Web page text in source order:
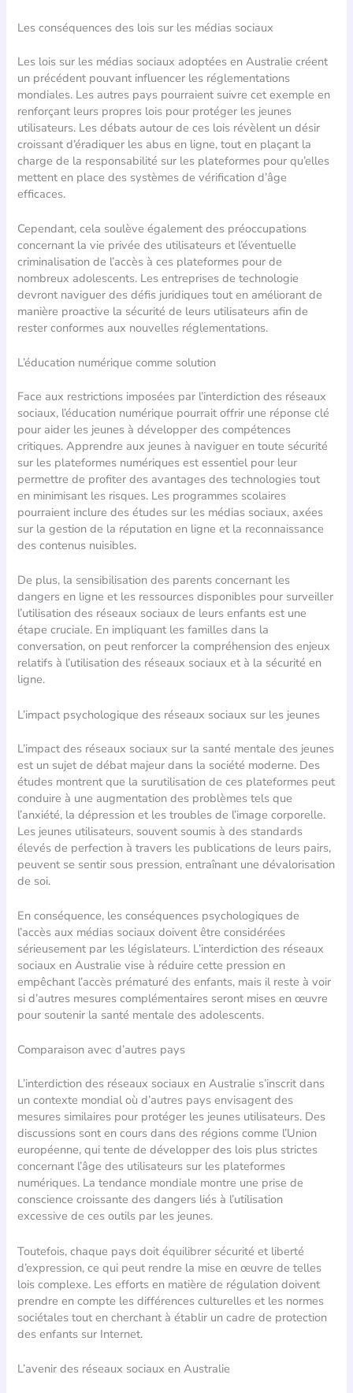
Les conséquences des lois sur les médias sociaux
Les lois sur les médias sociaux adoptées en Australie créent
un précédent pouvant influencer les réglementations
mondiales. Les autres pays pourraient suivre cet exemple en
renforçant leurs propres lois pour protéger les jeunes
utilisateurs. Les débats autour de ces lois révèlent un désir
croissant d’éradiquer les abus en ligne, tout en plaçant la
charge de la responsabilité sur les plateformes pour qu’elles
mettent en place des systèmes de vérification d’âge
efficaces.
Cependant, cela soulève également des préoccupations
concernant la vie privée des utilisateurs et l’éventuelle
criminalisation de l’accès à ces plateformes pour de
nombreux adolescents. Les entreprises de technologie
devront naviguer des défis juridiques tout en améliorant de
manière proactive la sécurité de leurs utilisateurs afin de
rester conformes aux nouvelles réglementations.
L’éducation numérique comme solution
Face aux restrictions imposées par l’interdiction des réseaux
sociaux, l’éducation numérique pourrait offrir une réponse clé
pour aider les jeunes à développer des compétences
critiques. Apprendre aux jeunes à naviguer en toute sécurité
sur les plateformes numériques est essentiel pour leur
permettre de profiter des avantages des technologies tout
en minimisant les risques. Les programmes scolaires
pourraient inclure des études sur les médias sociaux, axées
sur la gestion de la réputation en ligne et la reconnaissance
des contenus nuisibles.
De plus, la sensibilisation des parents concernant les
dangers en ligne et les ressources disponibles pour surveiller
l’utilisation des réseaux sociaux de leurs enfants est une
étape cruciale. En impliquant les familles dans la
conversation, on peut renforcer la compréhension des enjeux
relatifs à l’utilisation des réseaux sociaux et à la sécurité en
ligne.
L’impact psychologique des réseaux sociaux sur les jeunes
L’impact des réseaux sociaux sur la santé mentale des jeunes
est un sujet de débat majeur dans la société moderne. Des
études montrent que la surutilisation de ces plateformes peut
conduire à une augmentation des problèmes tels que
l’anxiété, la dépression et les troubles de l’image corporelle.
Les jeunes utilisateurs, souvent soumis à des standards
élevés de perfection à travers les publications de leurs pairs,
peuvent se sentir sous pression, entraînant une dévalorisation
de soi.
En conséquence, les conséquences psychologiques de
l’accès aux médias sociaux doivent être considérées
sérieusement par les législateurs. L’interdiction des réseaux
sociaux en Australie vise à réduire cette pression en
empêchant l’accès prématuré des enfants, mais il reste à voir
si d’autres mesures complémentaires seront mises en œuvre
pour soutenir la santé mentale des adolescents.
Comparaison avec d’autres pays
L’interdiction des réseaux sociaux en Australie s’inscrit dans
un contexte mondial où d’autres pays envisagent des
mesures similaires pour protéger les jeunes utilisateurs. Des
discussions sont en cours dans des régions comme l’Union
européenne, qui tente de développer des lois plus strictes
concernant l’âge des utilisateurs sur les plateformes
numériques. La tendance mondiale montre une prise de
conscience croissante des dangers liés à l’utilisation
excessive de ces outils par les jeunes.
Toutefois, chaque pays doit équilibrer sécurité et liberté
d’expression, ce qui peut rendre la mise en œuvre de telles
lois complexe. Les efforts en matière de régulation doivent
prendre en compte les différences culturelles et les normes
sociétales tout en cherchant à établir un cadre de protection
des enfants sur Internet.
L’avenir des réseaux sociaux en Australie